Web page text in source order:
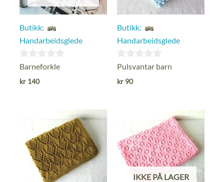
Butikk:
Handarbeidsglede
0
ut
Barneforkle
kr 140
Butikk:
Handarbeidsglede
0
ut
Pulsvantar barn
kr 90
IKKE PÅ LAGER